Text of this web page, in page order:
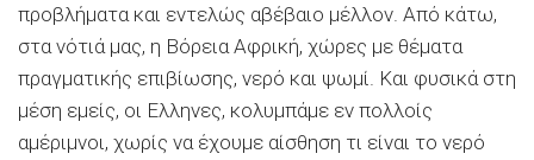
προβλήματα και εντελώς αβέβαιο μέλλον. Από κάτω,
στα νότιά μας, η Βόρεια Αφρική, χώρες με θέματα
πραγματικής επιβίωσης, νερό και ψωμί. Και φυσικά στη
μέση εμείς, οι Ελληνες, κολυμπάμε εν πολλοίς
αμέριμνοι, χωρίς να έχουμε αίσθηση τι είναι το νερό